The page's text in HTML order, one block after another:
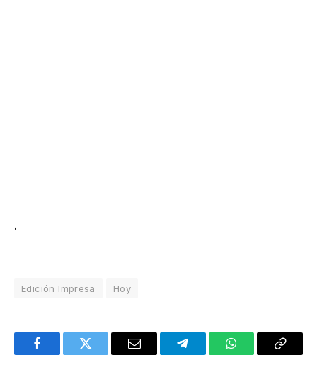
.
Edición Impresa Hoy
FacebookTwitter Email TelegramWhatsAppCopy